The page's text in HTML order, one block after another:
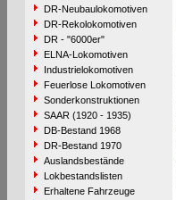
DR-Neubaulokomotiven
DR-Rekolokomotiven
DR - "6000er"
ELNA-Lokomotiven
Industrielokomotiven
Feuerlose Lokomotiven
Sonderkonstruktionen
SAAR (1920 - 1935)
DB-Bestand 1968
DR-Bestand 1970
Auslandsbestände
Lokbestandslisten
Erhaltene Fahrzeuge